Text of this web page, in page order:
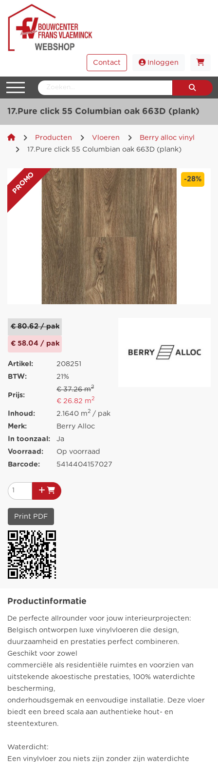
Contact Inloggen
17.Pure click 55 Columbian oak 663D (plank)
Producten Vloeren
Berry alloc vinyl
17.Pure click 55 Columbian oak 663D (plank)
PROMO -28%
€ 80.62 / pak
€ 58.04 / pak
Artikel:
208251
BTW:
21%
Prijs:
€ 37.26 m2
€ 26.82 m2
Inhoud: 2.1640 m2 / pak
Merk:
Berry Alloc
In toonzaal:
Ja
Voorraad:
Op voorraad
Barcode:
5414404157027
Print PDF
Productinformatie
De perfecte allrounder voor jouw interieurprojecten:
Belgisch ontworpen luxe vinylvloeren die design,
duurzaamheid en prestaties perfect combineren.
Geschikt voor zowel
commerciële als residentiële ruimtes en voorzien van
uitstekende akoestische prestaties, 100% waterdichte
bescherming,
onderhoudsgemak en eenvoudige installatie. Deze vloer
biedt een breed scala aan authentieke hout- en
steentexturen.
Waterdicht:
Een vinylvloer zou niets zijn zonder zijn waterdichte